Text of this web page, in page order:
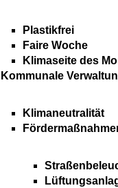
Plastikfrei
Faire Woche
Klimaseite des
Kommunale
Klimaneutralität